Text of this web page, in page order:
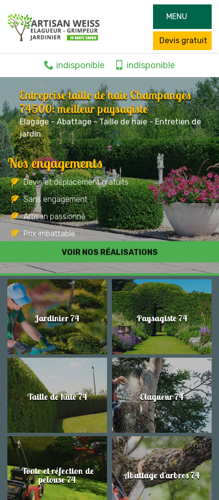
MENU
Devis gratuit
indisponible indisponible
Entreprise taille de haie Champanges
74500: meilleur paysagiste
Elagage - Abattage - Taille de haie - Entretien de
jardin
VOIR NOS RÉALISATIONS
Nos engagements
Devis et déplacement gratuits
Sans engagement
Artisan passionné
Prix imbattable
Travail de qualité
Jardinier 74 Paysagiste 74
Taille de haie 74 Elagueur 74
Tonte et réfection de
pelouse 74 Abattage d'arbres 74